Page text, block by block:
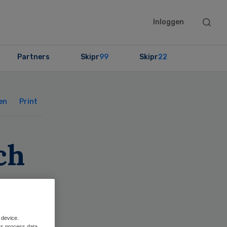
Inloggen
Search
Partners Skipr99 Skipr22
Print